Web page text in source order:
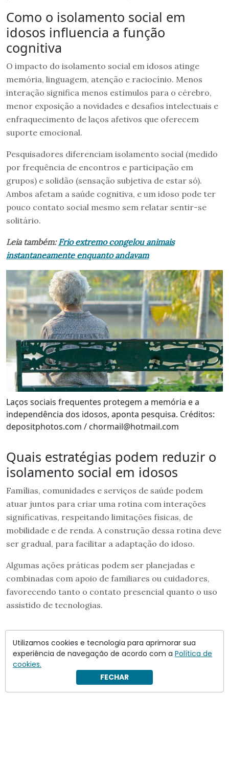
Como o isolamento social em
idosos influencia a função
cognitiva
O impacto do isolamento social em idosos atinge
memória, linguagem, atenção e raciocínio. Menos
interação significa menos estímulos para o cérebro,
menor exposição a novidades e desafios intelectuais e
enfraquecimento de laços afetivos que oferecem
suporte emocional.
Pesquisadores diferenciam isolamento social (medido
por frequência de encontros e participação em
grupos) e solidão (sensação subjetiva de estar só).
Ambos afetam a saúde cognitiva, e um idoso pode ter
pouco contato social mesmo sem relatar sentir-se
solitário.
Leia também:Frio extremo congelou animais
instantaneamente enquanto andavam
Laços sociais frequentes protegem a memória e a
independência dos idosos, aponta pesquisa. Créditos:
depositphotos.com / chormail@hotmail.com
Quais estratégias podem reduzir o
isolamento social em idosos
Famílias, comunidades e serviços de saúde podem
atuar juntos para criar uma rotina com interações
significativas, respeitando limitações físicas, de
mobilidade e de renda. A construção dessa rotina deve
ser gradual, para facilitar a adaptação do idoso.
Algumas ações práticas podem ser planejadas e
combinadas com apoio de familiares ou cuidadores,
favorecendo tanto o contato presencial quanto o uso
assistido de tecnologias.
Utilizamos cookies e tecnologia para aprimorar sua
experiência de navegação de acordo com a Política de
cookies.
FECHAR